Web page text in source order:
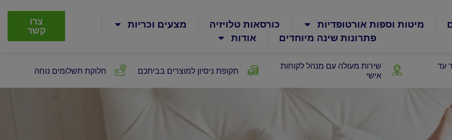
מיטות וספות אורטופדיות כורסאות טלויזיה
מצעים וכריות
פתרונות שינה מיוחדים
אודות
צרו
קשר
עד
שירות מעולה עם מנהל לקוחות
אישי
תקופת ניסיון למוצרים בביתכם חלוקת תשלומים נוחה